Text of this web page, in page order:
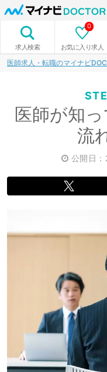
求人検索 お気に入り求人
0
医師求人・転職のマイナビ
医師が知
流
公開日：